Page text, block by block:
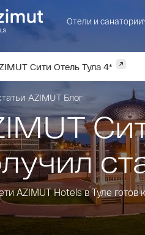
Отели и санатории
Сити Отель Тула 4*
AZIMUT Блог
AZIMUT Hotels в Туле готов